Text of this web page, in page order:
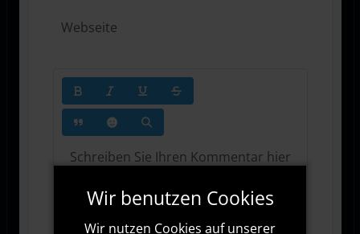
1000Zeichen übrig
Wir benutzen Cookies
Wir nutzen Cookies auf unserer